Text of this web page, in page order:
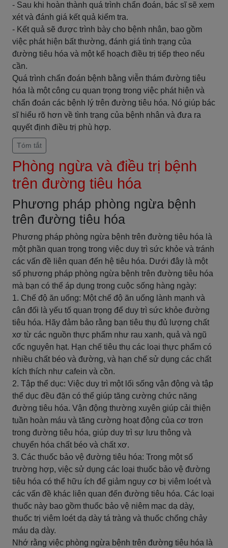
- Sau khi hoàn thành quá trình chẩn đoán, bác sĩ sẽ xem
xét và đánh giá kết quả kiểm tra.
- Kết quả sẽ được trình bày cho bệnh nhân, bao gồm
việc phát hiện bất thường, đánh giá tình trạng của
đường tiêu hóa và một kế hoạch điều trị tiếp theo nếu
cần.
Quá trình chẩn đoán bệnh bằng viễn thám đường tiêu
hóa là một công cụ quan trọng trong việc phát hiện và
chẩn đoán các bệnh lý trên đường tiêu hóa. Nó giúp bác
sĩ hiểu rõ hơn về tình trạng của bệnh nhân và đưa ra
quyết định điều trị phù hợp.
Tóm tắt
Phòng ngừa và điều trị bệnh
trên đường tiêu hóa
Phương pháp phòng ngừa bệnh
trên đường tiêu hóa
Phương pháp phòng ngừa bệnh trên đường tiêu hóa là
một phần quan trọng trong việc duy trì sức khỏe và tránh
các vấn đề liên quan đến hệ tiêu hóa. Dưới đây là một
số phương pháp phòng ngừa bệnh trên đường tiêu hóa
mà bạn có thể áp dụng trong cuộc sống hàng ngày:
1. Chế độ ăn uống: Một chế độ ăn uống lành mạnh và
cân đối là yếu tố quan trọng để duy trì sức khỏe đường
tiêu hóa. Hãy đảm bảo rằng bạn tiêu thụ đủ lượng chất
xơ từ các nguồn thực phẩm như rau xanh, quả và ngũ
cốc nguyên hạt. Hạn chế tiêu thụ các loại thực phẩm có
nhiều chất béo và đường, và hạn chế sử dụng các chất
kích thích như cafein và cồn.
2. Tập thể dục: Việc duy trì một lối sống vận động và tập
thể dục đều đặn có thể giúp tăng cường chức năng
đường tiêu hóa. Vận động thường xuyên giúp cải thiện
tuần hoàn máu và tăng cường hoạt động của cơ trơn
trong đường tiêu hóa, giúp duy trì sự lưu thông và
chuyển hóa chất béo và chất xơ.
3. Các thuốc bảo vệ đường tiêu hóa: Trong một số
trường hợp, việc sử dụng các loại thuốc bảo vệ đường
tiêu hóa có thể hữu ích để giảm nguy cơ bị viêm loét và
các vấn đề khác liên quan đến đường tiêu hóa. Các loại
thuốc này bao gồm thuốc bảo vệ niêm mạc dạ dày,
thuốc trị viêm loét dạ dày tá tràng và thuốc chống chảy
máu dạ dày.
Nhớ rằng việc phòng ngừa bệnh trên đường tiêu hóa là